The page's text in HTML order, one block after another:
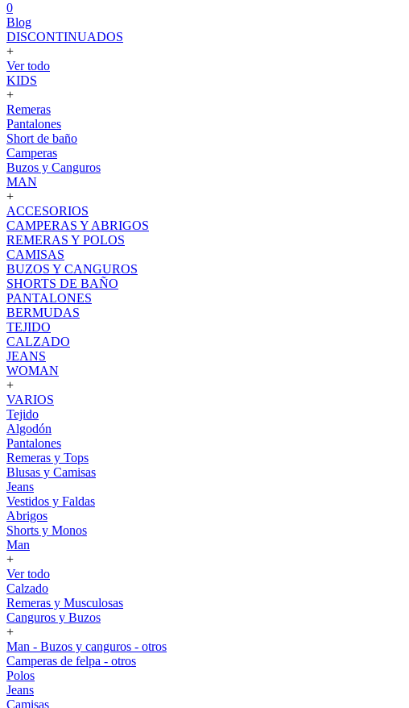
0
Blog
DISCONTINUADOS
+
Ver todo
KIDS
+
Remeras
Pantalones
Short de baño
Camperas
Buzos y Canguros
MAN
+
ACCESORIOS
CAMPERAS Y ABRIGOS
REMERAS Y POLOS
CAMISAS
BUZOS Y CANGUROS
SHORTS DE BAÑO
PANTALONES
BERMUDAS
TEJIDO
CALZADO
JEANS
WOMAN
+
VARIOS
Tejido
Algodón
Pantalones
Remeras y Tops
Blusas y Camisas
Jeans
Vestidos y Faldas
Abrigos
Shorts y Monos
Man
+
Ver todo
Calzado
Remeras y Musculosas
Canguros y Buzos
+
Man - Buzos y canguros - otros
Camperas de felpa - otros
Polos
Jeans
Camisas